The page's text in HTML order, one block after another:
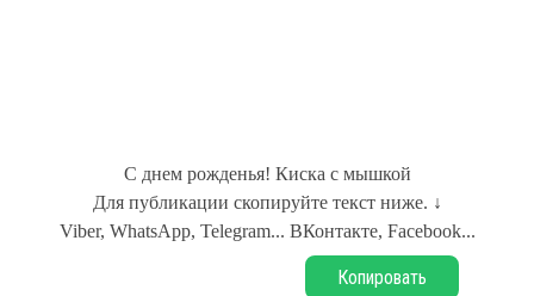
С днем рожденья! Киска с мышкой
Для публикации скопируйте текст ниже. ↓
Viber, WhatsApp, Telegram... ВКонтакте, Facebook...
Копировать